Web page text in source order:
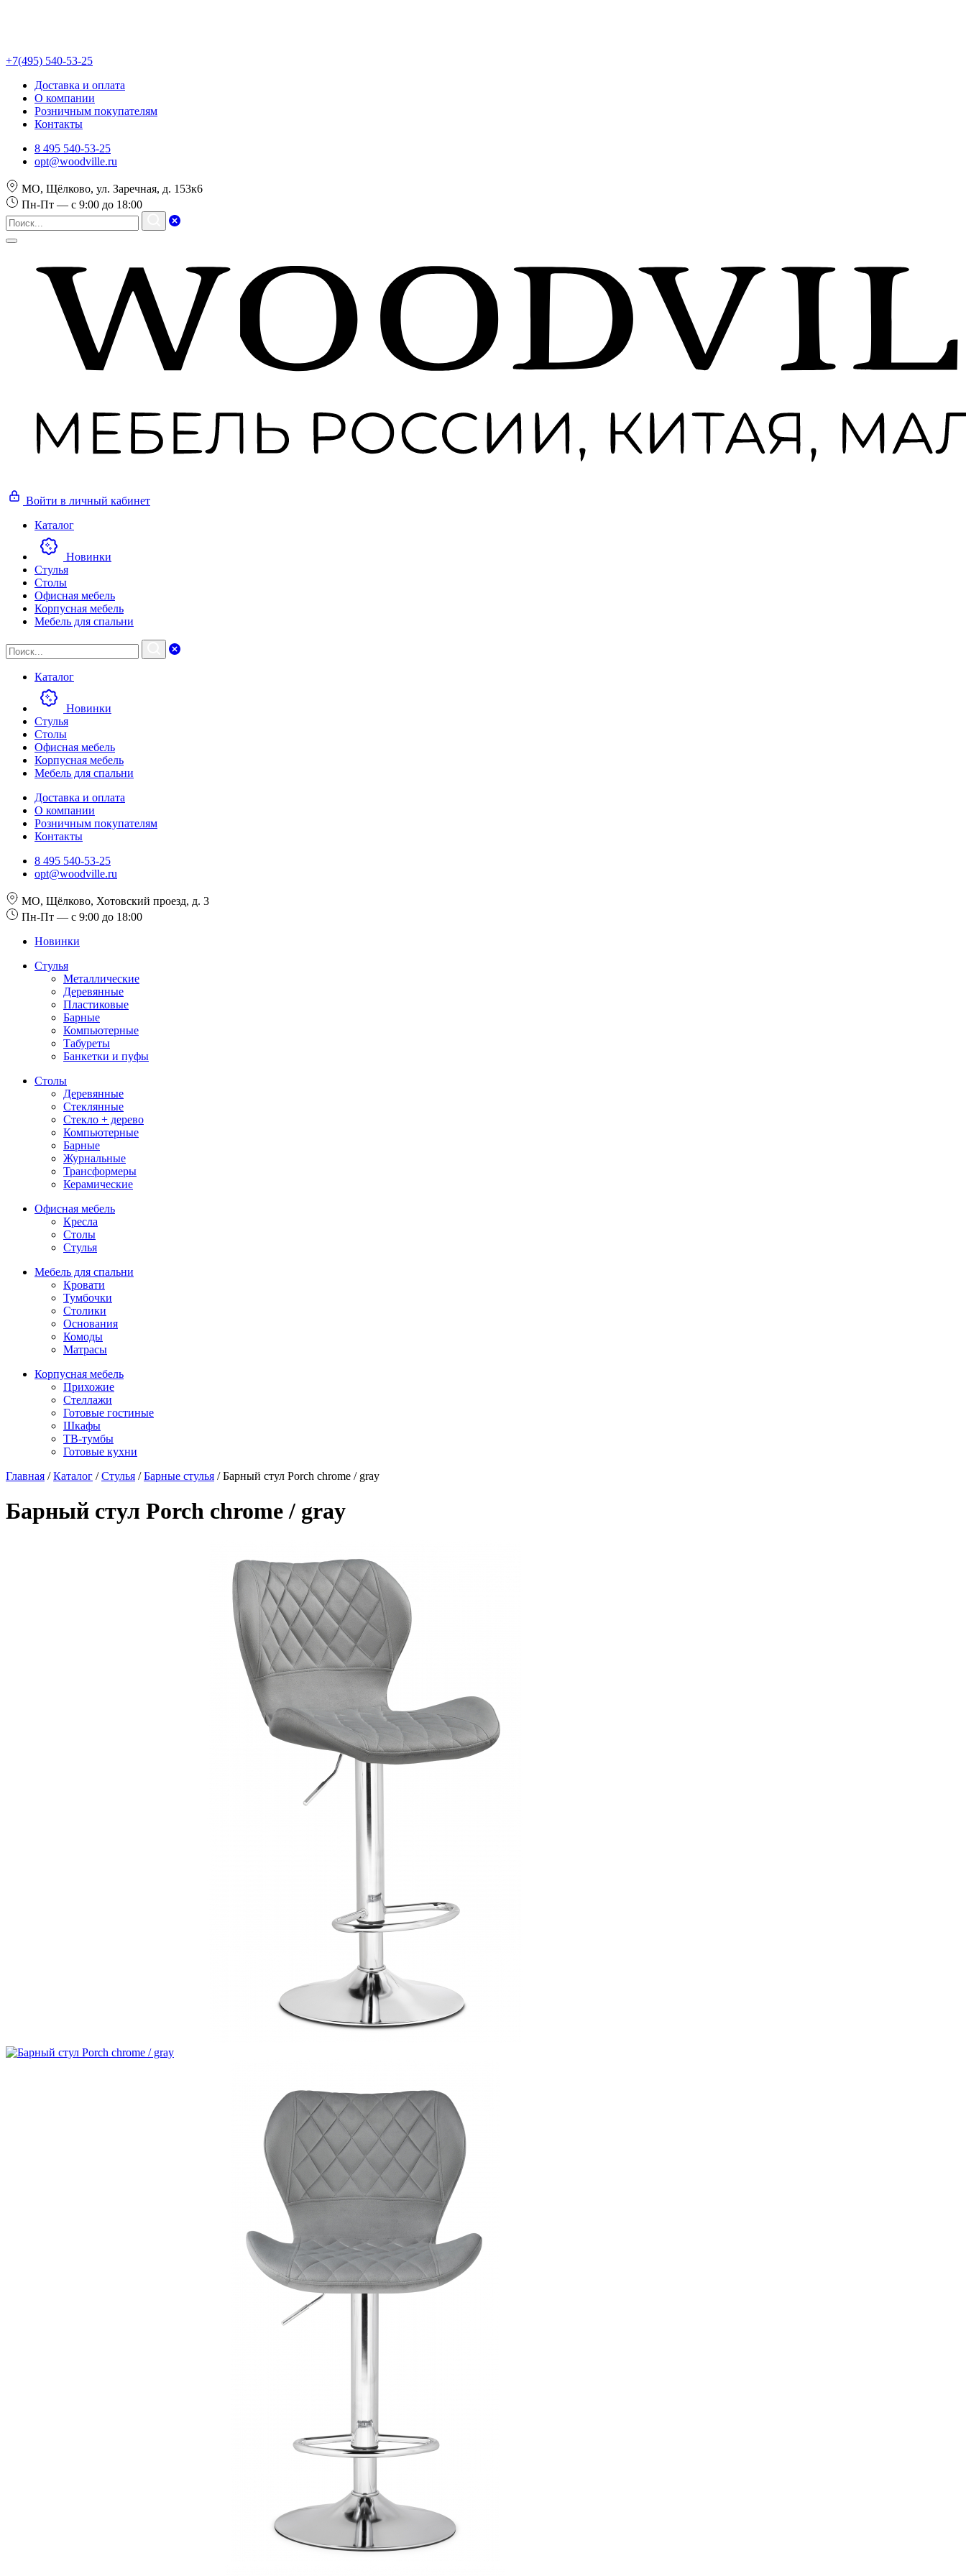
+7(495) 540-53-25
Доставка и оплата
О компании
Розничным покупателям
Контакты
8 495 540-53-25
opt@woodville.ru
МО, Щёлково, ул. Заречная, д. 153к6
Пн-Пт — с 9:00 до 18:00
Войти в личный кабинет
Каталог
Новинки
Стулья
Столы
Офисная мебель
Корпусная мебель
Мебель для спальни
Каталог
Новинки
Стулья
Столы
Офисная мебель
Корпусная мебель
Мебель для спальни
Доставка и оплата
О компании
Розничным покупателям
Контакты
8 495 540-53-25
opt@woodville.ru
МО, Щёлково, Хотовский проезд, д. 3
Пн-Пт — с 9:00 до 18:00
Новинки
Стулья
Металлические
Деревянные
Пластиковые
Барные
Компьютерные
Табуреты
Банкетки и пуфы
Столы
Деревянные
Стеклянные
Стекло + дерево
Компьютерные
Барные
Журнальные
Трансформеры
Керамические
Офисная мебель
Кресла
Столы
Стулья
Мебель для спальни
Кровати
Тумбочки
Столики
Основания
Комоды
Матрасы
Корпусная мебель
Прихожие
Стеллажи
Готовые гостиные
Шкафы
ТВ-тумбы
Готовые кухни
Главная /Каталог /Стулья /Барные стулья /Барный стул Porch chrome / gray
Барный стул Porch chrome / gray